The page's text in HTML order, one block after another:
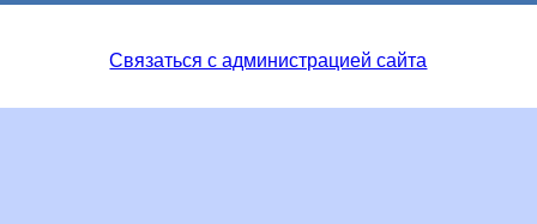
Связаться с администрацией сайта